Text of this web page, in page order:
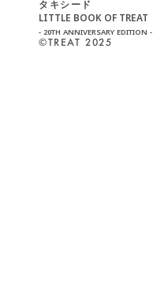
タキシード
LITTLE BOOK OF TREAT
- 20TH ANNIVERSARY EDITION -
©︎TREAT 2025